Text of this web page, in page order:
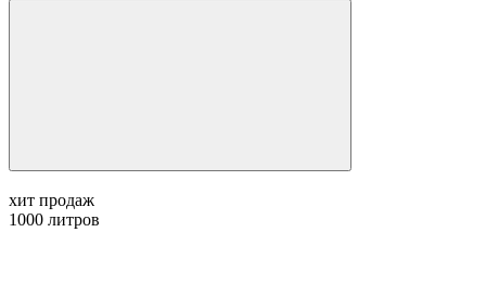
хит продаж
1000 литров